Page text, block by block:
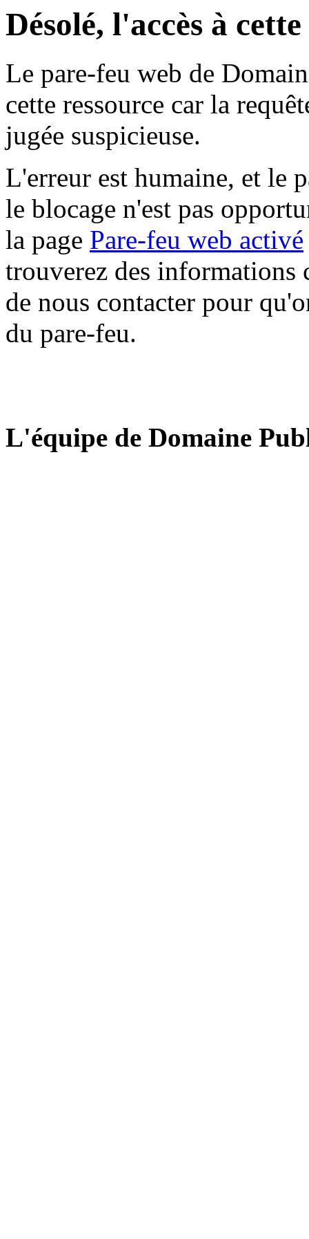
Désolé, l'accès à
Le pare-feu web de
cette ressource car la
jugée suspicieuse.
L'erreur est humaine, et le
le blocage n'est pas
la page Pare-feu web activé
trouverez des informations
de nous contacter pour
du pare-feu.
L'équipe de Domaine